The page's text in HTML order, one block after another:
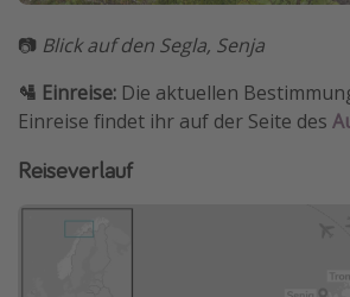
📷 Blick auf den Segla, Senja
🛂 Einreise: Die aktuellen
Einreise findet ihr auf der Seite des
Reiseverlauf